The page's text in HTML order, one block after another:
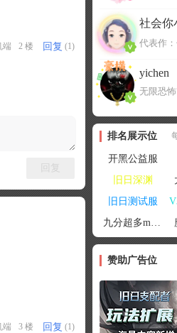
端 2 楼 回复 (1)
回复
端 3 楼 回复 (1)
社会你
yichen
排名展示位
开黑公益服
旧日深渊
旧日测试服
九分超多mod群
赞助广告位